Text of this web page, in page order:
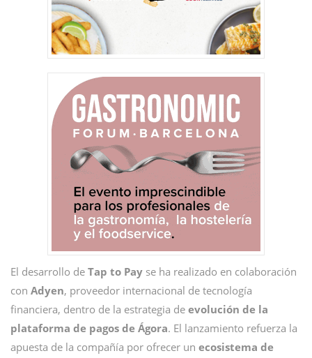
El desarrollo de Tap to Pay se ha realizado en colaboración
con Adyen, proveedor internacional de tecnología
financiera, dentro de la estrategia de evolución de la
plataforma de pagos de Ágora. El lanzamiento refuerza la
apuesta de la compañía por ofrecer un ecosistema de